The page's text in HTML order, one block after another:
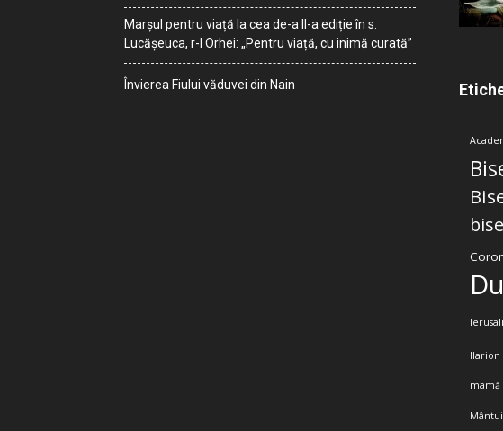
Marșul pentru viață la cea de-a II-a ediție în s.
Lucășeuca, r-l Orhei: „Pentru viață, cu inimă curată”
Învierea Fiului văduvei din Nain
Ilarion
mamă